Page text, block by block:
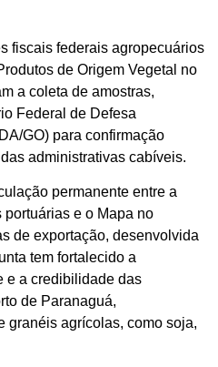
fiscais federais agropecuários
de Origem Vegetal no
a coleta de amostras,
Federal de Defesa
GO) para confirmação
administrativas cabíveis.
permanente entre a
e o Mapa no
de exportação, desenvolvida
tem fortalecido a
e a credibilidade das
de Paranaguá,
granéis agrícolas, como soja,